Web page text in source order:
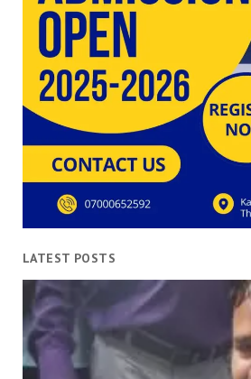
LATEST POSTS